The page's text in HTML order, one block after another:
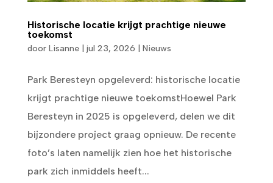
Historische locatie krijgt prachtige nieuwe
toekomst
door Lisanne| jul 23, 2026 Nieuws
Park Beresteyn opgeleverd: historische locatie
krijgt prachtige nieuwe toekomstHoewel Park
Beresteyn in 2025 is opgeleverd, delen we dit
bijzondere project graag opnieuw. De recente
foto’s laten namelijk zien hoe het historische
park zich inmiddels heeft...